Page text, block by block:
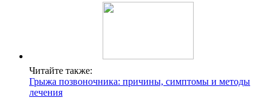
Читайте также:
Грыжа позвоночника: причины, симптомы и методы
лечения